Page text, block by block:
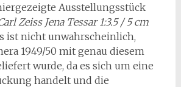
Ausstellungsstück
Zeiss Jena Tessar 1:3.5 / 5 cm
ist nicht unwahrscheinlich,
1949/50 mit genau diesem
wurde, da es sich um eine
handelt und die